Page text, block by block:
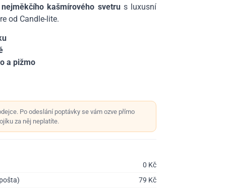
kašmírového svetrus luxusní
od Candle-lite.
a pižmo
Po odeslání poptávky se vám ozve přímo
za něj neplatíte.
0 Kč
79 Kč